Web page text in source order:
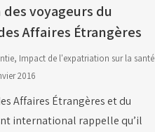
voyageurs du
Affaires Étrangères
, Impact de l'expatriation sur la santé
2016
Affaires Étrangères et du
international rappelle qu’il